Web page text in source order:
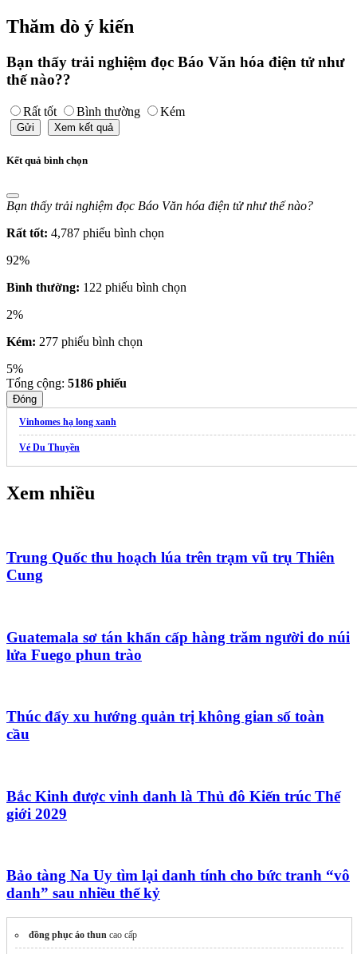
Thăm dò ý kiến
Bạn thấy trải nghiệm đọc Báo Văn hóa điện tử như
thế nào??
Rất tốt Bình thường Kém
Gửi Xem kết quả
Kết quả bình chọn
Bạn thấy trải nghiệm đọc Báo Văn hóa điện tử như thế nào?
Rất tốt: 4,787 phiếu bình chọn
92%
Bình thường: 122 phiếu bình chọn
2%
Kém: 277 phiếu bình chọn
5%
Tổng cộng: 5186 phiếu
Đóng
Vinhomes hạ long xanh
Vé Du Thuyền
Xem nhiều
Trung Quốc thu hoạch lúa trên trạm vũ trụ Thiên
Cung
Guatemala sơ tán khẩn cấp hàng trăm người do núi
lửa Fuego phun trào
Thúc đẩy xu hướng quản trị không gian số toàn
cầu
Bắc Kinh được vinh danh là Thủ đô Kiến trúc Thế
giới 2029
Bảo tàng Na Uy tìm lại danh tính cho bức tranh “vô
danh” sau nhiều thế kỷ
đồng phục áo thun cao cấp